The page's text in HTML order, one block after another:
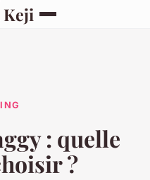
Keji
: quelle
?